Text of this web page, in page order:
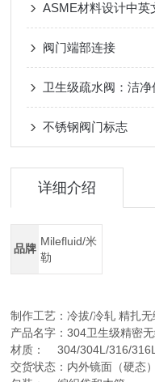
ASME材料设计中英
阀门端部连接
卫生级疏水阀：洁
不锈钢阀门标志
详细介绍
品牌
Milefluid/米
勒
制作工艺：冷拔/冷轧 精扎无
产品名字：304卫生级精密
材质： 304/304L/316/316L
交货状态：内外镜面（硬态）